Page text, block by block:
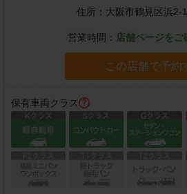
住所： 大阪市鶴見区浜2-
営業時間： 店舗ページを
この店舗で予約
保有車両クラス